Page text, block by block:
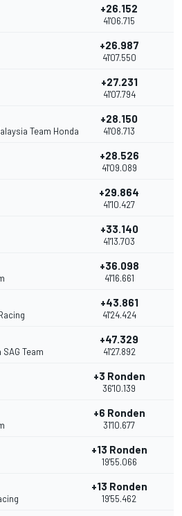
+26.152
41'06.715
+26.987
41'07.550
+27.231
41'07.794
Team Honda
+28.150
41'08.713
+28.526
41'09.089
+29.864
41'10.427
+33.140
41'13.703
+36.098
41'16.661
+43.861
41'24.424
Team
+47.329
41'27.892
+3 Ronden
36'10.139
+6 Ronden
31'10.677
+13 Ronden
19'55.066
+13 Ronden
19'55.462